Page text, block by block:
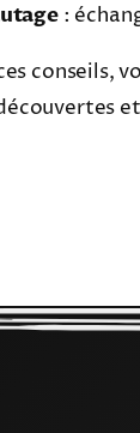
:
conseils,